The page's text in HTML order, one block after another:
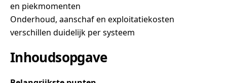
en piekmomenten
Onderhoud, aanschaf en exploitatiekosten
verschillen duidelijk per systeem
Inhoudsopgave